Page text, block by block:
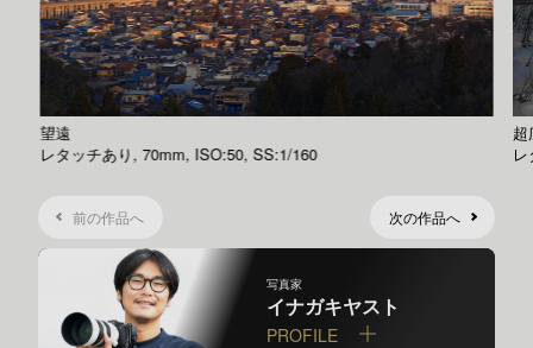
望遠
レタッチあり, 70mm, ISO:50, SS:1/160
超
前の作品へ 次の作品へ
写真家
イナガキヤスト
PROFILE